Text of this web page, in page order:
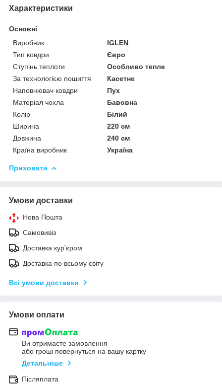
Характеристики
Основні
Виробник
IGLEN
Тип ковдри
Євро
Ступінь теплоти
Особливо тепле
За технологією пошиття
Касетне
Наповнювач ковдри
Пух
Матеріал чохла
Бавовна
Колір
Білий
Ширина
220 см
Довжина
240 см
Країна виробник
Україна
Приховати
Умови доставки
Нова Пошта
Самовивіз
Доставка кур'єром
Доставка по всьому світу
Всі умови доставки
Умови оплати
Ви отримаєте замовлення
або гроші повернуться на вашу картку
Детальніше
Післяплата